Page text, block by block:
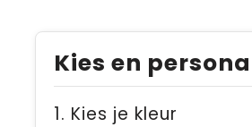
Kies en
1. Kies je kleur